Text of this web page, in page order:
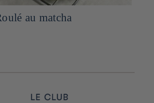
au matcha